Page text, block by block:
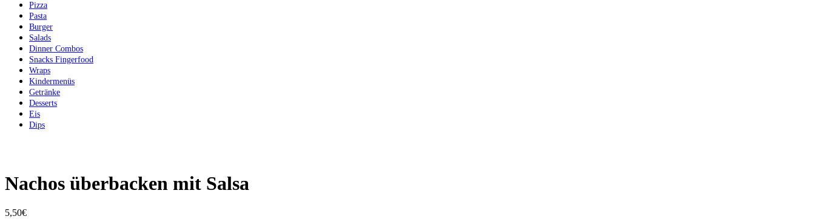
Pizza
Pasta
Burger
Salads
Dinner Combos
Snacks Fingerfood
Wraps
Kindermenüs
Getränke
Desserts
Eis
Dips
Nachos überbacken mit Salsa
5,50€